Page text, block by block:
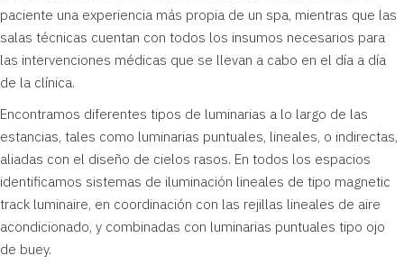
paciente una experiencia más propia de un spa, mientras que las
salas técnicas cuentan con todos los insumos necesarios para
las intervenciones médicas que se llevan a cabo en el día a día
de la clínica.
Encontramos diferentes tipos de luminarias a lo largo de las
estancias, tales como luminarias puntuales, lineales, o indirectas,
aliadas con el diseño de cielos rasos. En todos los espacios
identificamos sistemas de iluminación lineales de tipo magnetic
track luminaire, en coordinación con las rejillas lineales de aire
acondicionado, y combinadas con luminarias puntuales tipo ojo
de buey.